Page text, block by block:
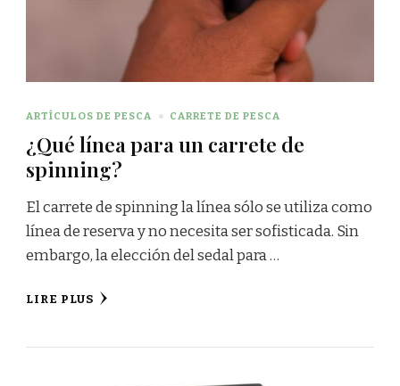
ARTÍCULOS DE PESCA CARRETE DE PESCA
¿Qué línea para un carrete de
spinning?
El carrete de spinning la línea sólo se utiliza como
línea de reserva y no necesita ser sofisticada. Sin
embargo, la elección del sedal para …
LIRE PLUS